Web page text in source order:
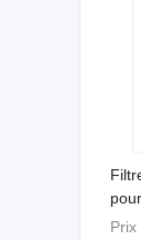
Prix